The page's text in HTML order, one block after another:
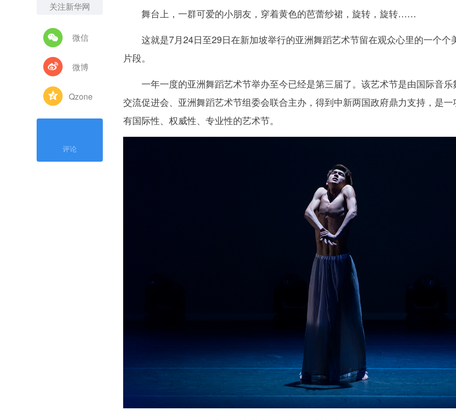
关注新华网
微信
微博
Qzone
评论
舞台上，一群可爱的小朋友，穿着黄色的芭蕾纱裙，旋转，旋转……
这就是7月24日至29日在新加坡举行的亚洲舞蹈艺术节留在观众心里的一个个
片段。
一年一度的亚洲舞蹈艺术节举办至今已经是第三届了。该艺术节是由国际音乐
交流促进会、亚洲舞蹈艺术节组委会联合主办，得到中新两国政府鼎力支持，是一
有国际性、权威性、专业性的艺术节。